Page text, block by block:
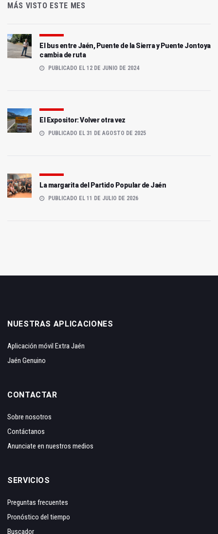
MÁS VISTO ESTE MES
El bus entre Jaén, Puente de la Sierra y Puente Jontoya
cambia de ruta
PUBLICADO EL 12 DE JUNIO DE 2024
El Expositor: Volver otra vez
PUBLICADO EL 31 DE AGOSTO DE 2025
La margarita del Partido Popular de Jaén
PUBLICADO EL 11 DE JULIO DE 2026
NUESTRAS APLICACIONES
Aplicación móvil Extra Jaén
Jaén Genuino
CONTACTAR
Sobre nosotros
Contáctanos
Anunciate en nuestros medios
SERVICIOS
Preguntas frecuentes
Pronóstico del tiempo
Buscador